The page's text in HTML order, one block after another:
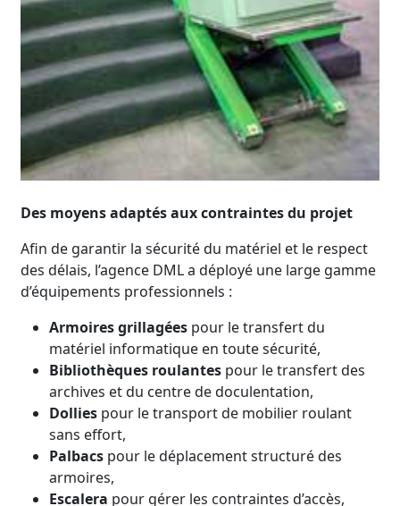
Des moyens adaptés aux contraintes du projet
Afin de garantir la sécurité du matériel et le respect
des délais, l’agence DML a déployé une large gamme
d’équipements professionnels :
Armoires grillagées pour le transfert du
matériel informatique en toute sécurité,
Bibliothèques roulantes pour le transfert des
archives et du centre de doculentation,
Dollies pour le transport de mobilier roulant
sans effort,
Palbacs pour le déplacement structuré des
armoires,
Escalera pour gérer les contraintes d’accès,